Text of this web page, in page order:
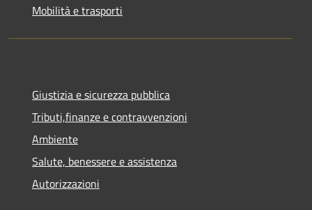
Mobilità e trasporti
Giustizia e sicurezza pubblica
Tributi,finanze e contravvenzioni
Ambiente
Salute, benessere e assistenza
Autorizzazioni